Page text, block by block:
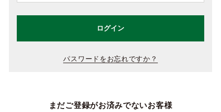
ログイン
パスワードをお忘れですか？
まだご登録がお済みでないお客様